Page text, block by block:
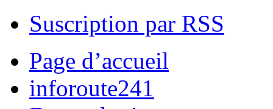
Suscription par RSS
Page d’accueil
inforoute241